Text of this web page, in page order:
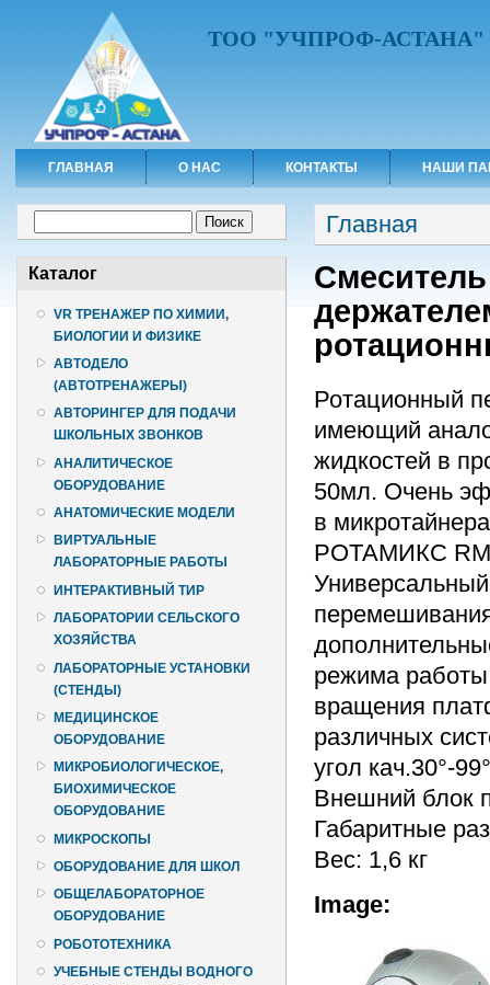
ТОО "УЧПРОФ-АСТАНА"
ГЛАВНАЯ О НАС КОНТАКТЫ НАШИ
Каталог
VR ТРЕНАЖЕР ПО ХИМИИ,
БИОЛОГИИ И ФИЗИКЕ
АВТОДЕЛО
(АВТОТРЕНАЖЕРЫ)
АВТОРИНГЕР ДЛЯ ПОДАЧИ
ШКОЛЬНЫХ ЗВОНКОВ
АНАЛИТИЧЕСКОЕ
ОБОРУДОВАНИЕ
АНАТОМИЧЕСКИЕ МОДЕЛИ
ВИРТУАЛЬНЫЕ
ЛАБОРАТОРНЫЕ РАБОТЫ
ИНТЕРАКТИВНЫЙ ТИР
ЛАБОРАТОРИИ СЕЛЬСКОГО
ХОЗЯЙСТВА
ЛАБОРАТОРНЫЕ УСТАНОВКИ
(СТЕНДЫ)
МЕДИЦИНСКОЕ
ОБОРУДОВАНИЕ
МИКРОБИОЛОГИЧЕСКОЕ,
БИОХИМИЧЕСКОЕ
ОБОРУДОВАНИЕ
МИКРОСКОПЫ
ОБОРУДОВАНИЕ ДЛЯ ШКОЛ
ОБЩЕЛАБОРАТОРНОЕ
ОБОРУДОВАНИЕ
РОБОТОТЕХНИКА
УЧЕБНЫЕ СТЕНДЫ ВОДНОГО
Вы здесь
Главная
Ротационный
имеющий
жидкостей в
50мл. Очень
в
РОТАМИКС
режима работы
вращения
различных
угол кач.30°-99°
Внешний блок
Габаритные
Вес: 1,6 кг
Image: